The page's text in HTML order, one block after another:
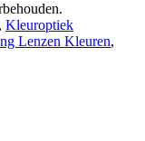
, Kleuroptiek
Lenzen Kleuren,